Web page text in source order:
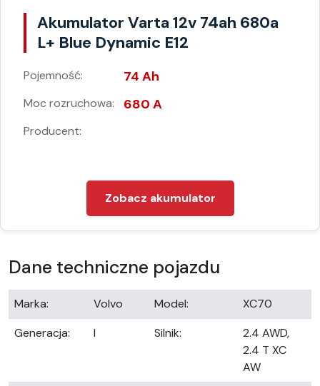
Akumulator Varta 12v 74ah 680a
L+ Blue Dynamic E12
Pojemność: 74 Ah
Moc rozruchowa: 680 A
Producent:
Zobacz akumulator
Dane techniczne pojazdu
Marka: Volvo Model:
XC70
Generacja:
I Silnik:
2.4 AWD,
2.4 T XC
AW